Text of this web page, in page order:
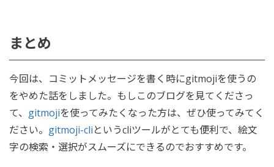
まとめ
今回は、コミットメッセージを書く時にgitmojiを使うの
をやめた話をしました。もしこのブログを見てくださっ
て、 gitmojiを使ってみたくなった方は、ぜひ使ってみてく
ださい。 gitmoji-cliというcliツールがとても便利で、絵文
字の検索・選択がスムーズにできるのでおすすめです。